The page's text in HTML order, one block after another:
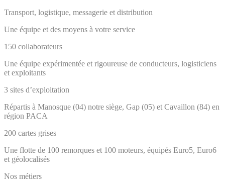
Transport, logistique, messagerie et distribution
Une équipe et des moyens à votre service
150 collaborateurs
Une équipe expérimentée et rigoureuse de conducteurs, logisticiens
et exploitants
3 sites d’exploitation
Répartis à Manosque (04) notre siège, Gap (05) et Cavaillon (84) en
région PACA
200 cartes grises
Une flotte de 100 remorques et 100 moteurs, équipés Euro5, Euro6
et géolocalisés
Nos métiers